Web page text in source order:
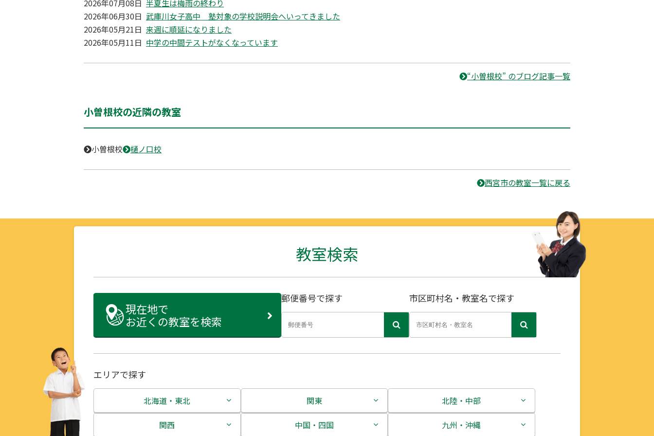
2026年07月08日 半夏生は梅雨の終わり
2026年06月30日 武庫川女子高中 塾対象の学校説明会へいってきました
2026年05月21日 来週に順延になりました
2026年05月11日 中学の中間テストがなくなっています
“小曽根校” のブログ記事一覧
小曽根校の近隣の教室
小曽根校 樋ノ口校
西宮市の教室一覧に戻る
教室検索
現在地で
お近くの教室を検索
郵便番号で探す 市区町村名・教室名で探す
エリアで探す
北海道・東北
北海道
関東
茨城県
北陸・中部
新潟県
関西 中国・四国 九州・沖縄